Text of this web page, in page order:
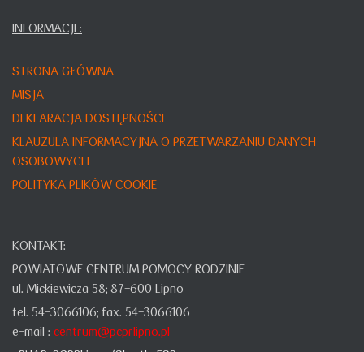
INFORMACJE:
STRONA GŁÓWNA
MISJA
DEKLARACJA DOSTĘPNOŚCI
KLAUZULA INFORMACYJNA O PRZETWARZANIU DANYCH
OSOBOWYCH
POLITYKA PLIKÓW COOKIE
KONTAKT:
POWIATOWE CENTRUM POMOCY RODZINIE
ul. Mickiewicza 58; 87-600 Lipno
tel. 54-3066106; fax. 54-3066106
e-mail : centrum@pcprlipno.pl